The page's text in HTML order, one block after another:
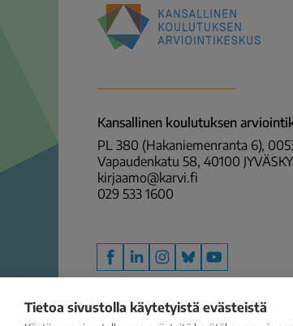
arviointikeskus
Kansallinen koulutuksen
PL 380 (Hakaniemenranta 6),
Vapaudenkatu 58, 40100
kirjaamo@karvi.fi
029 533 1600
Facebook
LinkedInInstagram
Bluesky
Tietoa sivustolla käytetyistä evästeistä